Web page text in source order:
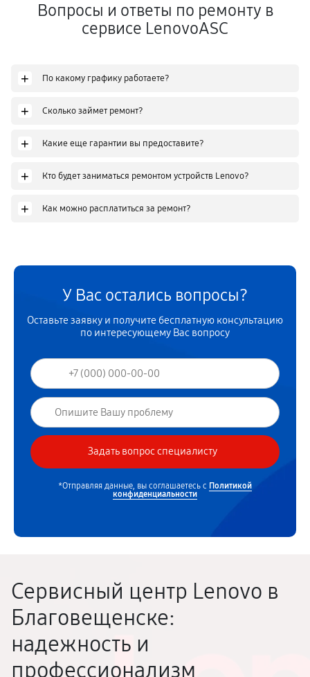
Вопросы и ответы по ремонту в
сервисе LenovoASC
+ По какому графику работаете?
+ Сколько займет ремонт?
+ Какие еще гарантии вы предоставите?
+ Кто будет заниматься ремонтом устройств Lenovo?
+ Как можно расплатиться за ремонт?
У Вас остались вопросы?
Оставьте заявку и получите бесплатную консультацию
по интересующему Вас вопросу
*Отправляя данные, вы соглашаетесь с Политикой
конфиденциальности
Сервисный центр Lenovo в
Благовещенске:
надежность и
профессионализм